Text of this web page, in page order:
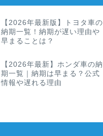
【2026年最新版】トヨタ車の
納期一覧！納期が遅い理由や
早まることは？
【2026年最新】ホンダ車の納
期一覧｜納期は早まる？公式
情報や遅れる理由